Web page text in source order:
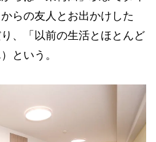
らの友人とお出かけした
、「以前の生活とほとんど
という。